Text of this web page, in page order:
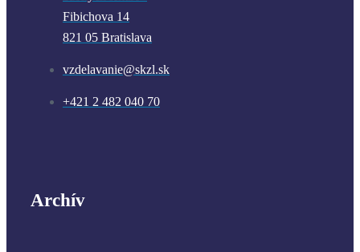
Fibichova 14
821 05 Bratislava
vzdelavanie@skzl.sk
+421 2 482 040 70
Archív